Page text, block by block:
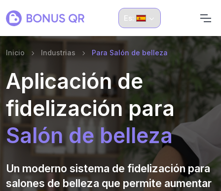
Es:
Inicio Industrias Para Salón de belleza
Aplicación de
fidelización para
Salón de belleza
Un moderno sistema de fidelización para
salones de belleza que permite aumentar